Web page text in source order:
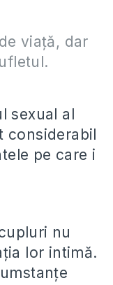
viaţă, dar
sexual al
considerabil
pe care i
nu
lor intimă.